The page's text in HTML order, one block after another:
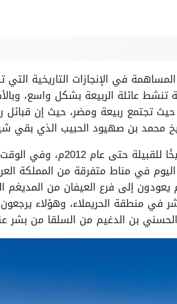
في الإنجازات التاريخية
عائلة الربيعة بشكل واسع،
حيث تجتمع ربيعة ومضر، حيث إن
بن صهيود الحبيب الذي بقي شيخًا
ومن بعده الشيخ ربيعة بن محمد
اليوم في مناط متفرقة من المملكة
يعودون إلى فرع العيفان من
في منطقة الحريملاء، وهؤلاء
الحسني بن الدغيم من السلقا من بشر